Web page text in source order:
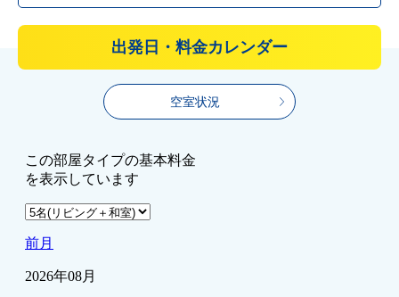
出発日・料金カレンダー
空室状況